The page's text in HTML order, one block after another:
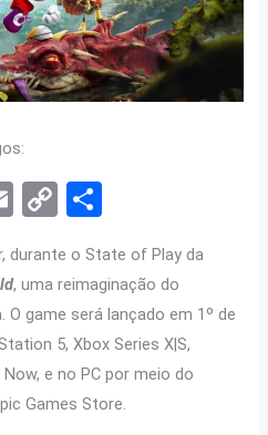
E
ail
C
py
Li
n
k
ar
e
durante o State of Play da
, uma reimaginação do
game será lançado em 1º de
5, Xbox Series X|S,
e no PC por meio do
Games Store.